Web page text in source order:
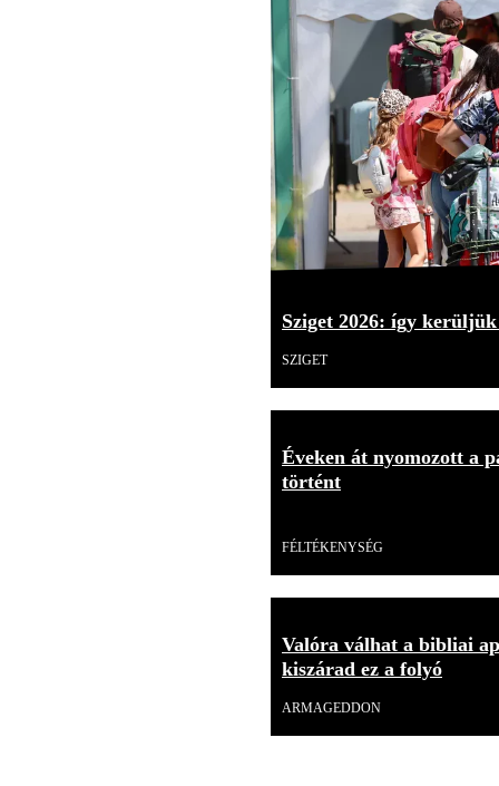
Sziget 2026: így
SZIGET
Éveken át nyomozott a
történt
FÉLTÉKENYSÉG
Valóra válhat a bibliai
kiszárad ez a folyó
ARMAGEDDON